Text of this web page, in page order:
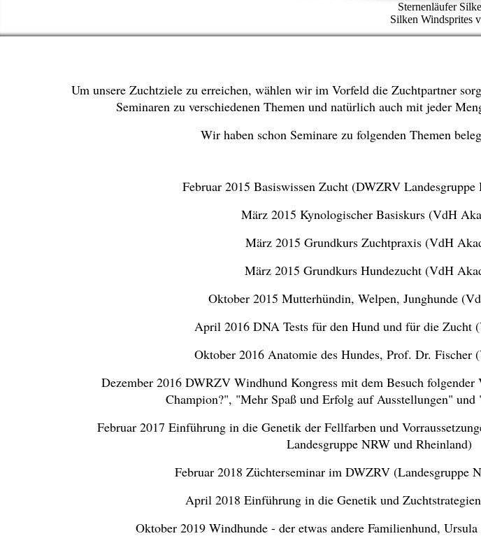
Sternenläufer
Silken Windsprites
Um unsere Zuchtziele zu erreichen, wählen wir im Vorfeld die Zuchtpartner
Seminaren zu verschiedenen Themen und natürlich auch mit jeder
Wir haben schon Seminare zu folgenden Themen
Februar 2015 Basiswissen Zucht (DWZRV Landesgruppe
März 2015 Kynologischer Basiskurs (VdH
März 2015 Grundkurs Zuchtpraxis (VdH
März 2015 Grundkurs Hundezucht (VdH
Oktober 2015 Mutterhündin, Welpen, Junghunde
April 2016 DNA Tests für den Hund und für die Zucht
Oktober 2016 Anatomie des Hundes, Prof. Dr. Fischer
Dezember 2016 DWRZV Windhund Kongress mit dem Besuch
Champion?", "Mehr Spaß und Erfolg auf Ausstellungen" und
Februar 2017 Einführung in die Genetik der Fellfarben und
Landesgruppe NRW und Rheinland)
Februar 2018 Züchterseminar im DWZRV (Landesgruppe
April 2018 Einführung in die Genetik und
Oktober 2019 Windhunde - der etwas andere Familienhund,